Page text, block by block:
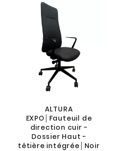
ALTURA
EXPO│Fauteuil de
direction cuir -
Dossier Haut -
têtière intégrée│Noir